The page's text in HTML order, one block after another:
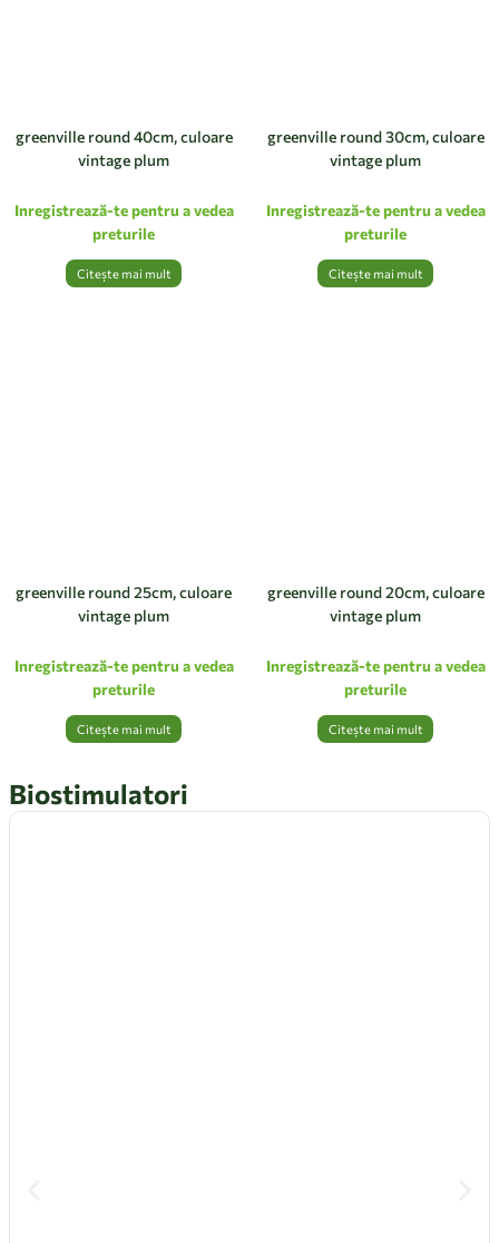
greenville round 40cm, culoare
vintage plum
Inregistrează-te pentru a vedea
preturile
Citește mai mult
greenville round 30cm, culoare
vintage plum
Inregistrează-te pentru a vedea
preturile
Citește mai mult
greenville round 25cm, culoare
vintage plum
Inregistrează-te pentru a vedea
preturile
Citește mai mult
greenville round 20cm, culoare
vintage plum
Inregistrează-te pentru a vedea
preturile
Citește mai mult
Biostimulatori